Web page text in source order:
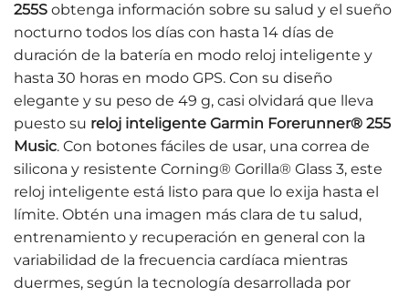
255S obtenga información sobre su salud y el sueño
nocturno todos los días con hasta 14 días de
duración de la batería en modo reloj inteligente y
hasta 30 horas en modo GPS. Con su diseño
elegante y su peso de 49 g, casi olvidará que lleva
puesto su reloj inteligente Garmin Forerunner® 255
Music. Con botones fáciles de usar, una correa de
silicona y resistente Corning® Gorilla® Glass 3, este
reloj inteligente está listo para que lo exija hasta el
límite. Obtén una imagen más clara de tu salud,
entrenamiento y recuperación en general con la
variabilidad de la frecuencia cardíaca mientras
duermes, según la tecnología desarrollada por